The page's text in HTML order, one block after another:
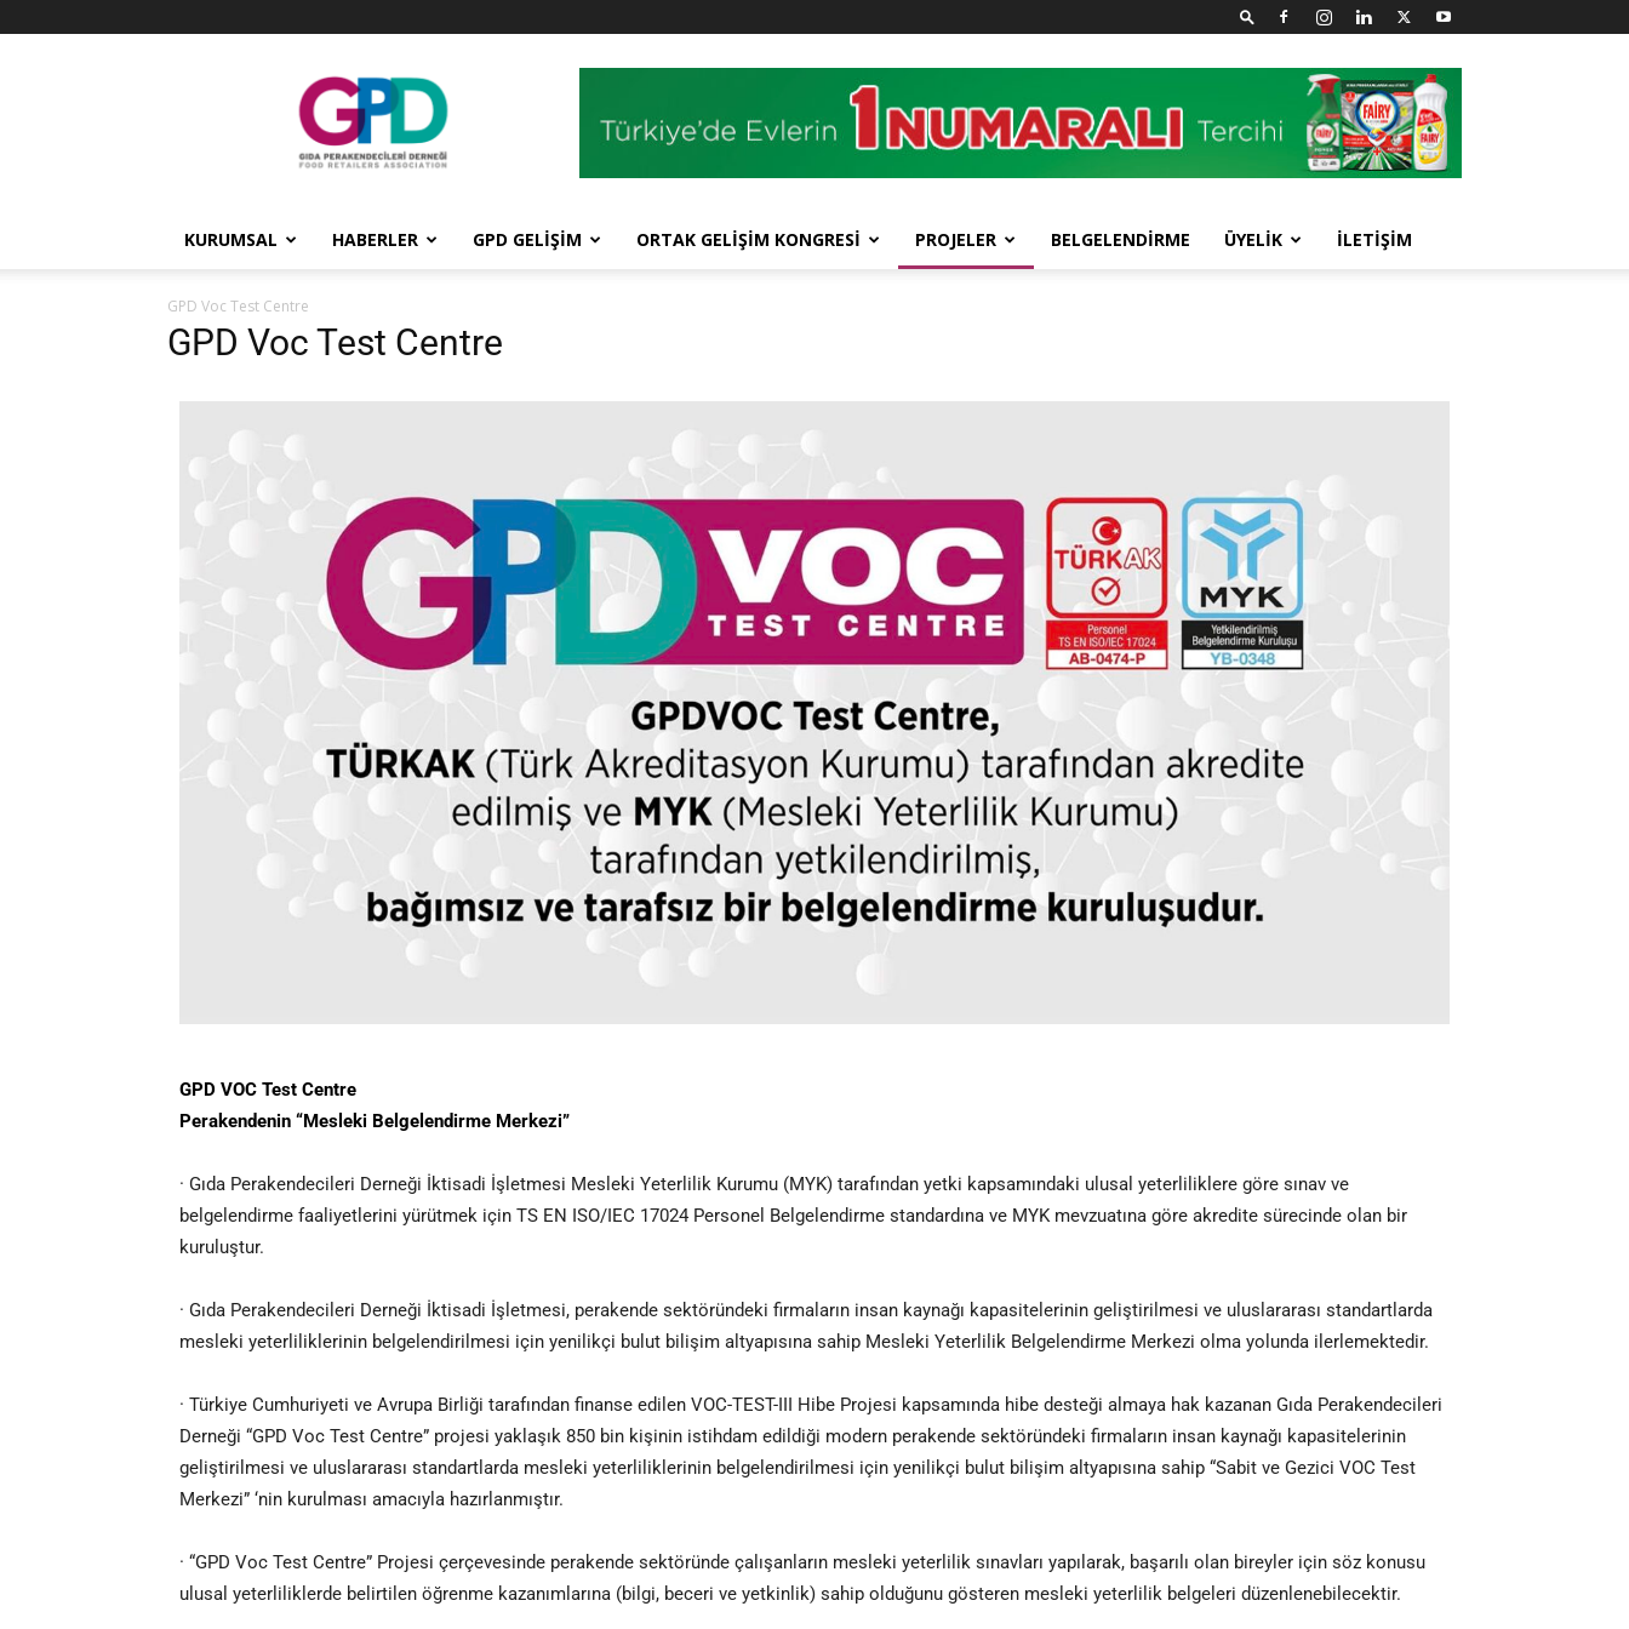
GPD
KURUMSAL HABERLER GPD GELİŞİM ORTAK GELİŞİM KONGRESİ PROJELER BELGELENDİRME ÜYELİK İLETİŞİM
GPD Voc Test Centre
GPD Voc Test Centre
GPD VOC Test Centre
Perakendenin “Mesleki Belgelendirme Merkezi”
· Gıda Perakendecileri Derneği İktisadi İşletmesi Mesleki Yeterlilik Kurumu (MYK) tarafından yetki kapsamındaki ulusal yeterliliklere göre sınav ve
belgelendirme faaliyetlerini yürütmek için TS EN ISO/IEC 17024 Personel Belgelendirme standardına ve MYK mevzuatına göre akredite sürecinde olan bir
kuruluştur.
· Gıda Perakendecileri Derneği İktisadi İşletmesi, perakende sektöründeki firmaların insan kaynağı kapasitelerinin geliştirilmesi ve uluslararası standartlarda
mesleki yeterliliklerinin belgelendirilmesi için yenilikçi bulut bilişim altyapısına sahip Mesleki Yeterlilik Belgelendirme Merkezi olma yolunda ilerlemektedir.
· Türkiye Cumhuriyeti ve Avrupa Birliği tarafından finanse edilen VOC-TEST-III Hibe Projesi kapsamında hibe desteği almaya hak kazanan Gıda Perakendecileri
Derneği “GPD Voc Test Centre” projesi yaklaşık 850 bin kişinin istihdam edildiği modern perakende sektöründeki firmaların insan kaynağı kapasitelerinin
geliştirilmesi ve uluslararası standartlarda mesleki yeterliliklerinin belgelendirilmesi için yenilikçi bulut bilişim altyapısına sahip “Sabit ve Gezici VOC Test
Merkezi” ‘nin kurulması amacıyla hazırlanmıştır.
· “GPD Voc Test Centre” Projesi çerçevesinde perakende sektöründe çalışanların mesleki yeterlilik sınavları yapılarak, başarılı olan bireyler için söz konusu
ulusal yeterliliklerde belirtilen öğrenme kazanımlarına (bilgi, beceri ve yetkinlik) sahip olduğunu gösteren mesleki yeterlilik belgeleri düzenlenebilecektir.